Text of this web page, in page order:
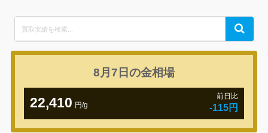
for:
Search
8月7日の金相場
22,410 円/g
前日比
-115円